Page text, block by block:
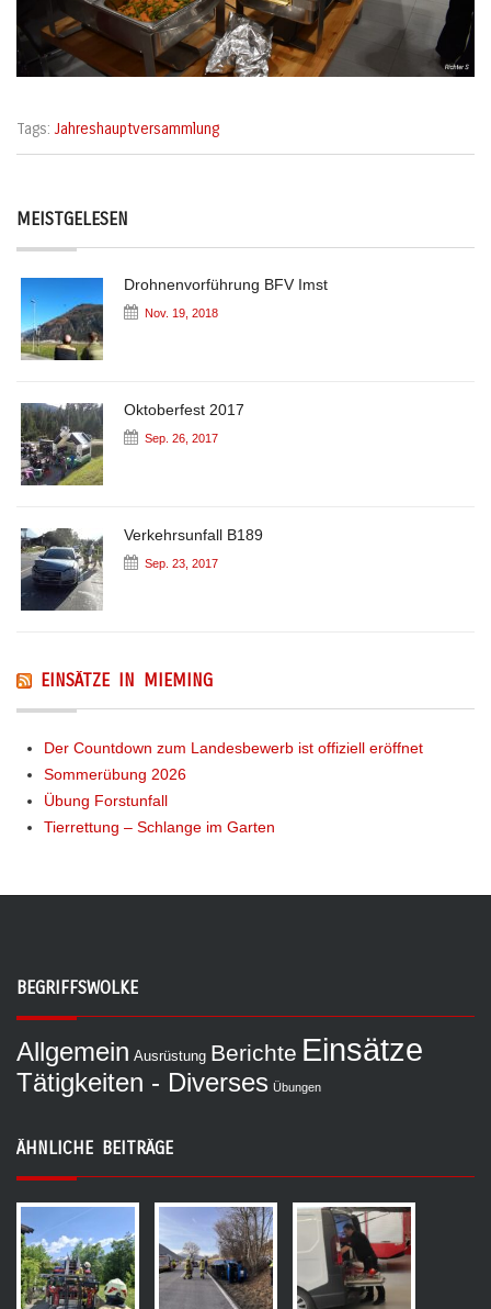
Tags: Jahreshauptversammlung
MEISTGELESEN
Drohnenvorführung BFV Imst
Nov. 19, 2018
Oktoberfest 2017
Sep. 26, 2017
Verkehrsunfall B189
Sep. 23, 2017
EINSÄTZE IN MIEMING
Der Countdown zum Landesbewerb ist offiziell eröffnet
Sommerübung 2026
Übung Forstunfall
Tierrettung – Schlange im Garten
BEGRIFFSWOLKE
Allgemein Ausrüstung Berichte Einsätze
Tätigkeiten - Diverses Übungen
ÄHNLICHE BEITRÄGE